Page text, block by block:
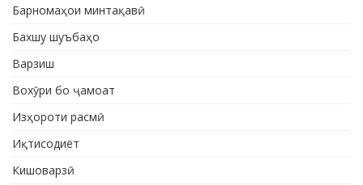
Барномаҳои минтақавӣ
Бахшу шуъбаҳо
Варзиш
Вохӯри бо ҷамоат
Изҳороти расмӣ
Иқтисодиёт
Кишоварзӣ